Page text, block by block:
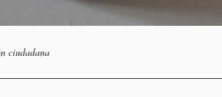
ciudadana